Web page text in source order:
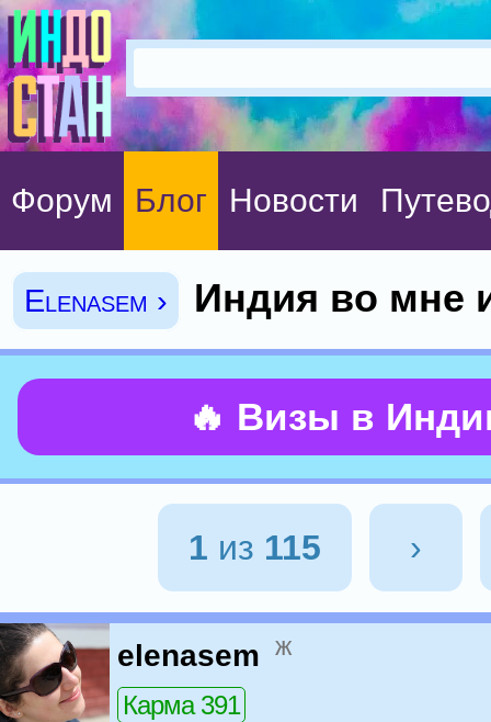
Форум Блог Новости
Elenasem › Индия во мне
🔥 Визы в
1 из 115 ›
elenasem ж
Карма 391